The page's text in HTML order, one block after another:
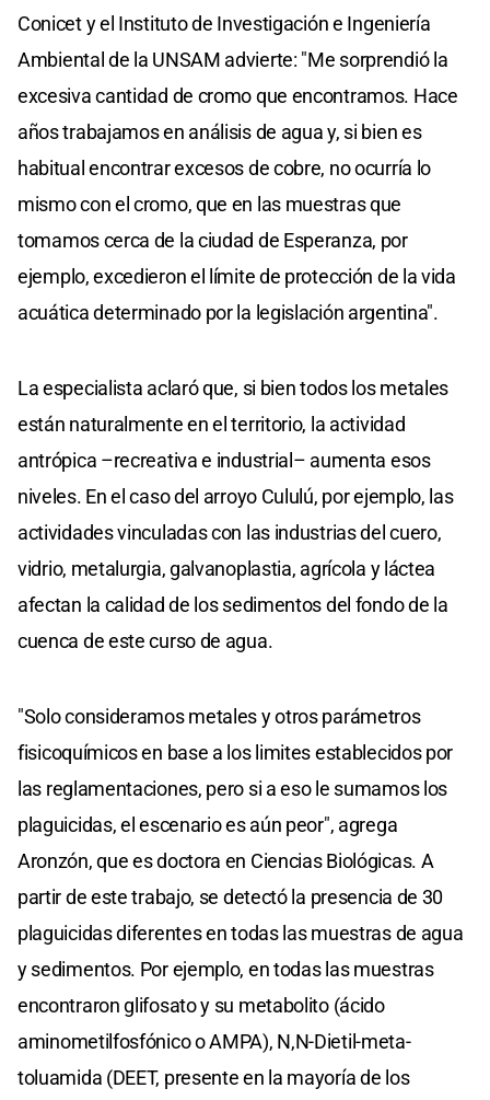
Conicet y el Instituto de Investigación e Ingeniería
Ambiental de la UNSAM advierte: "Me sorprendió la
excesiva cantidad de cromo que encontramos. Hace
años trabajamos en análisis de agua y, si bien es
habitual encontrar excesos de cobre, no ocurría lo
mismo con el cromo, que en las muestras que
tomamos cerca de la ciudad de Esperanza, por
ejemplo, excedieron el límite de protección de la vida
acuática determinado por la legislación argentina".
La especialista aclaró que, si bien todos los metales
están naturalmente en el territorio, la actividad
antrópica –recreativa e industrial– aumenta esos
niveles. En el caso del arroyo Cululú, por ejemplo, las
actividades vinculadas con las industrias del cuero,
vidrio, metalurgia, galvanoplastia, agrícola y láctea
afectan la calidad de los sedimentos del fondo de la
cuenca de este curso de agua.
"Solo consideramos metales y otros parámetros
fisicoquímicos en base a los limites establecidos por
las reglamentaciones, pero si a eso le sumamos los
plaguicidas, el escenario es aún peor", agrega
Aronzón, que es doctora en Ciencias Biológicas. A
partir de este trabajo, se detectó la presencia de 30
plaguicidas diferentes en todas las muestras de agua
y sedimentos. Por ejemplo, en todas las muestras
encontraron glifosato y su metabolito (ácido
aminometilfosfónico o AMPA), N,N-Dietil-meta-
toluamida (DEET, presente en la mayoría de los